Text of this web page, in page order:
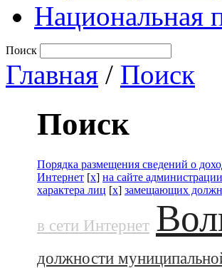
Национальная
Поиск
Главная / Поиск
Поиск
Порядка размещения сведений о
Интернет [x] на сайте администрации
характера лиц [x] замещающих
в сети Интернет
должности